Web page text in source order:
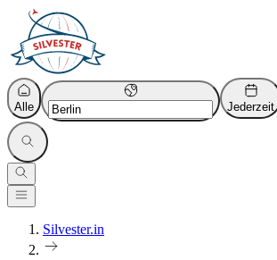
Alle Jederzeit
Silvester.in